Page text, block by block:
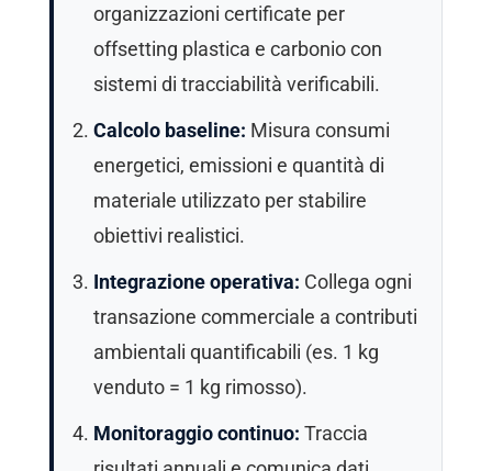
organizzazioni certificate per
offsetting plastica e carbonio con
sistemi di tracciabilità verificabili.
Calcolo baseline: Misura consumi
energetici, emissioni e quantità di
materiale utilizzato per stabilire
obiettivi realistici.
Integrazione operativa: Collega ogni
transazione commerciale a contributi
ambientali quantificabili (es. 1 kg
venduto = 1 kg rimosso).
Monitoraggio continuo: Traccia